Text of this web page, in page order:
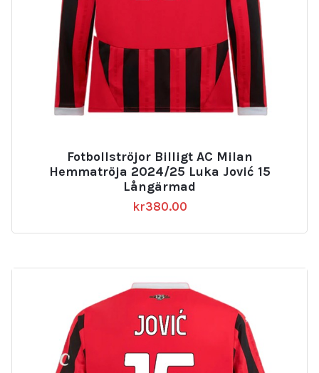
Fotbollströjor Billigt AC Milan
Hemmatröja 2024/25 Luka Jović 15
Långärmad
kr380.00